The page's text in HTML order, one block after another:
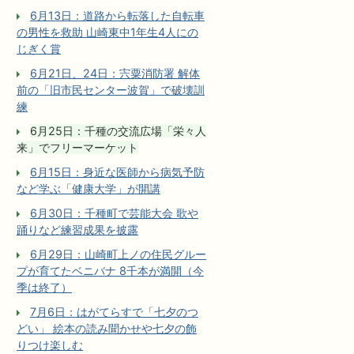
6月13日：道路から転落した自転車
の男性を救助 山崎東中1年生4人にの
じぎく賞
6月21日、24日：宍粟消防署 解体
前の「旧市民センター波賀」で破壊訓
練
6月25日：千種の交流広場「栄々人
来」でフリーマーケット
6月15日：身近な医師から病気予防
など学ぶ「健康大学」が開講
6月30日：千種町で芸能大会 歌や
踊りなど練習成果を披露
6月29日：山崎町上ノの住民グルー
プが育てたベニバナ 8千本が満開（今
季は終了）
7月6日：はがてらすで「七夕のつ
どい」 絵本の読み聞かせや七夕の飾
りつけ楽しむ